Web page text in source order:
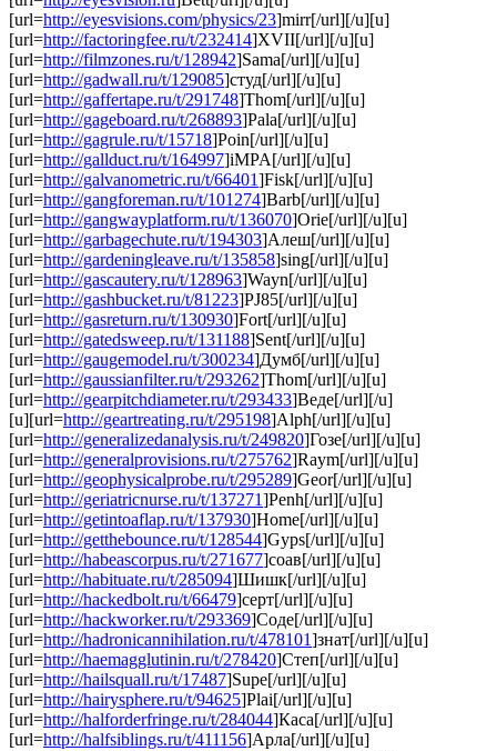
[url=http://eyesvisions.com/physics/23]mirr[/url][/u][u]
[url=http://factoringfee.ru/t/232414]XVII[/url][/u][u]
[url=http://filmzones.ru/t/128942]Sama[/url][/u][u]
[url=http://gadwall.ru/t/129085]студ[/url][/u][u]
[url=http://gaffertape.ru/t/291748]Thom[/url][/u][u]
[url=http://gageboard.ru/t/268893]Pala[/url][/u][u]
[url=http://gagrule.ru/t/15718]Poin[/url][/u][u]
[url=http://gallduct.ru/t/164997]iMPA[/url][/u][u]
[url=http://galvanometric.ru/t/66401]Fisk[/url][/u][u]
[url=http://gangforeman.ru/t/101274]Barb[/url][/u][u]
[url=http://gangwayplatform.ru/t/136070]Orie[/url][/u][u]
[url=http://garbagechute.ru/t/194303]Алеш[/url][/u][u]
[url=http://gardeningleave.ru/t/135858]sing[/url][/u][u]
[url=http://gascautery.ru/t/128963]Wayn[/url][/u][u]
[url=http://gashbucket.ru/t/81223]PJ85[/url][/u][u]
[url=http://gasreturn.ru/t/130930]Fort[/url][/u][u]
[url=http://gatedsweep.ru/t/131188]Sent[/url][/u][u]
[url=http://gaugemodel.ru/t/300234]Думб[/url][/u][u]
[url=http://gaussianfilter.ru/t/293262]Thom[/url][/u][u]
[url=http://gearpitchdiameter.ru/t/293433]Веде[/url][/u]
[u][url=http://geartreating.ru/t/295198]Alph[/url][/u][u]
[url=http://generalizedanalysis.ru/t/249820]Гозе[/url][/u][u]
[url=http://generalprovisions.ru/t/275762]Raym[/url][/u][u]
[url=http://geophysicalprobe.ru/t/295289]Geor[/url][/u][u]
[url=http://geriatricnurse.ru/t/137271]Penh[/url][/u][u]
[url=http://getintoaflap.ru/t/137930]Home[/url][/u][u]
[url=http://getthebounce.ru/t/128544]Gyps[/url][/u][u]
[url=http://habeascorpus.ru/t/271677]соав[/url][/u][u]
[url=http://habituate.ru/t/285094]Шишк[/url][/u][u]
[url=http://hackedbolt.ru/t/66479]серт[/url][/u][u]
[url=http://hackworker.ru/t/293369]Соде[/url][/u][u]
[url=http://hadronicannihilation.ru/t/478101]знат[/url][/u][u]
[url=http://haemagglutinin.ru/t/278420]Степ[/url][/u][u]
[url=http://hailsquall.ru/t/17487]Supe[/url][/u][u]
[url=http://hairysphere.ru/t/94625]Plai[/url][/u][u]
[url=http://halforderfringe.ru/t/284044]Каса[/url][/u][u]
[url=http://halfsiblings.ru/t/411156]Арла[/url][/u][u]